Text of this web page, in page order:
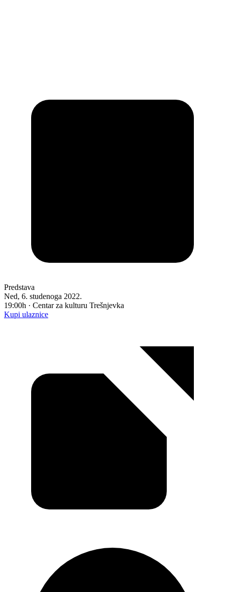
Predstava
Ned, 6. studenoga 2022.
19:00h · Centar za kulturu Trešnjevka
Kupi ulaznice